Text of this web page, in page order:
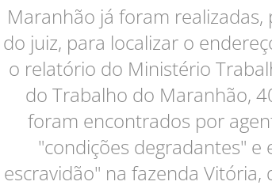
Maranhão já foram
do juiz, para localizar o
o relatório do Ministério
do Trabalho do Maranhão,
foram encontrados por
"condições degradantes" e
escravidão" na fazenda